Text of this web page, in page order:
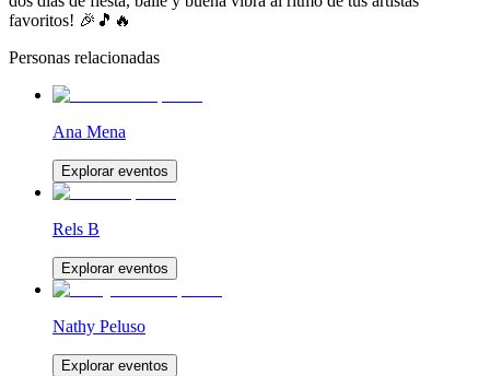
favoritos! 🎉🎵🔥
Personas relacionadas
Ana Mena
Explorar eventos
Rels B
Explorar eventos
Nathy Peluso
Explorar eventos